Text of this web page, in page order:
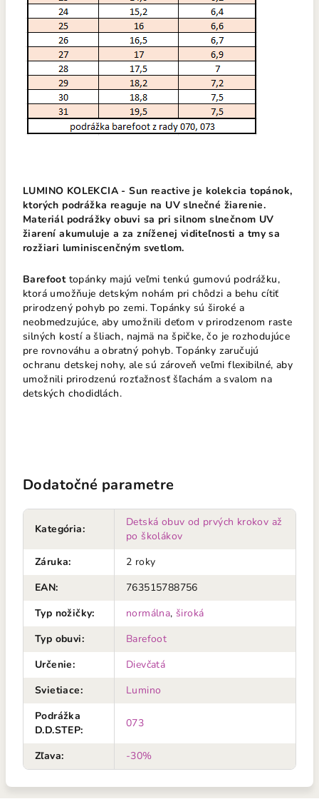
LUMINO KOLEKCIA - Sun reactive je kolekcia topánok,
ktorých podrážka reaguje na UV slnečné žiarenie.
Materiál podrážky obuvi sa pri silnom slnečnom UV
žiarení akumuluje a za zníženej viditeľnosti a tmy sa
rozžiari luminiscenčným svetlom.
Barefoottopánky majú veľmi tenkú gumovú podrážku,
ktorá umožňuje detským nohám pri chôdzi a behu cítiť
prirodzený pohyb po zemi. Topánky sú široké a
neobmedzujúce, aby umožnili deťom v prirodzenom raste
silných kostí a šliach, najmä na špičke, čo je rozhodujúce
pre rovnováhu a obratný pohyb. Topánky zaručujú
ochranu detskej nohy, ale sú zároveň veľmi flexibilné, aby
umožnili prirodzenú rozťažnosť šľachám a svalom na
detských chodidlách.
Dodatočné parametre
Kategória:
Detská obuv od prvých krokov až
po školákov
Záruka:
2 roky
EAN:
763515788756
Typ nožičky: normálna, široká
Typ obuvi:
Barefoot
Určenie:
Dievčatá
Svietiace:
Lumino
Podrážka
D.D.STEP:
073
Zľava: -30%